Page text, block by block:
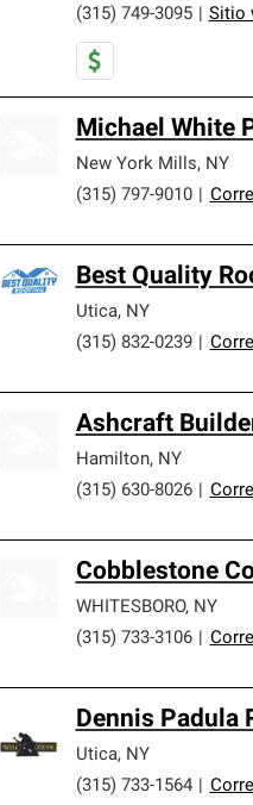
(315) 749-3095
Sitio
Michael White
New York Mills, NY
(315) 797-9010
Best Quality
Utica, NY
(315) 832-0239
Ashcraft
Hamilton, NY
(315) 630-8026
Cobblestone
WHITESBORO, NY
(315) 733-3106
Dennis Padula
Utica, NY
(315) 733-1564